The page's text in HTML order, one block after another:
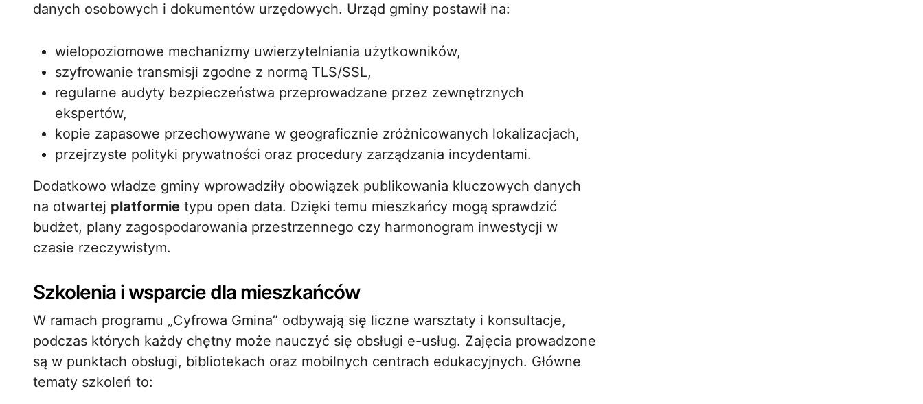
danych osobowych i dokumentów urzędowych. Urząd gminy postawił na:
wielopoziomowe mechanizmy uwierzytelniania użytkowników,
szyfrowanie transmisji zgodne z normą TLS/SSL,
regularne audyty bezpieczeństwa przeprowadzane przez zewnętrznych
ekspertów,
kopie zapasowe przechowywane w geograficznie zróżnicowanych lokalizacjach,
przejrzyste polityki prywatności oraz procedury zarządzania incydentami.
Dodatkowo władze gminy wprowadziły obowiązek publikowania kluczowych danych
na otwartej platformie typu open data. Dzięki temu mieszkańcy mogą sprawdzić
budżet, plany zagospodarowania przestrzennego czy harmonogram inwestycji w
czasie rzeczywistym.
Szkolenia i wsparcie dla mieszkańców
W ramach programu „Cyfrowa Gmina” odbywają się liczne warsztaty i konsultacje,
podczas których każdy chętny może nauczyć się obsługi e-usług. Zajęcia prowadzone
są w punktach obsługi, bibliotekach oraz mobilnych centrach edukacyjnych. Główne
tematy szkoleń to: